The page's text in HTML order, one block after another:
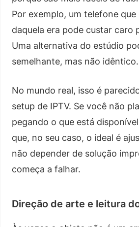
Por exemplo, um telefone que
daquela era pode custar caro
Uma alternativa do estúdio
semelhante, mas não idêntico.
No mundo real, isso é
setup de IPTV. Se você não
pegando o que está
que, no seu caso, o ideal é
não depender de solução
começa a falhar.
Direção de arte e leitura